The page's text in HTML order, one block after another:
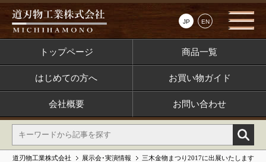
JP EN
トップページ 商品一覧
はじめての方へ お買い物ガイド
会社概要 お問い合わせ
道刃物工業株式会社 展示会･実演情報 三木金物まつり2017に出展いたします